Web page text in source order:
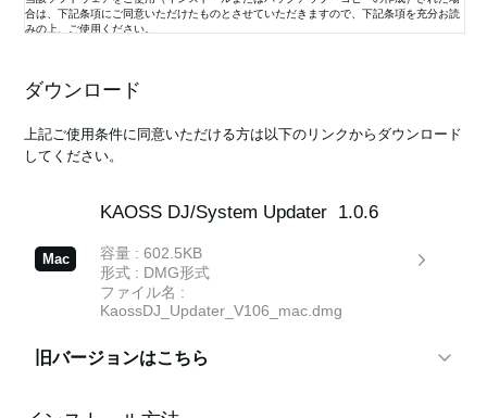
合は、下記条項にご同意いただけたものとさせていただきますので、下記条項を充分お読
みの上、ご使用ください。
1. 使用許諾と著作権
弊社はお客様に対し、本ソフトウェアを構成するプログラム、データ・ファイル、および
諾プログラム」と言います）をお客様ご自身がお一人で一時に一台の、お客様の管理の下
にあるコンピューターまたは関連する弊社の製品の一方かその双方においてのみ、非独占
ト・コードのみを意味します。
これらの許諾プログラムと一緒にお客様に提供された説明書やその他の文書資料の所有権
メディアで提供されたものも、インターネットやその他の方法でダウンロードされたもの
も）および全ての説明書やその他の文書資料の内容の著作権は弊社が保有します。
弊社は、許諾プログラムや本使用条件項目7で規定しているサポート・サービス（以下
「サービス」）の内容を事前にお客様に知らせることなく改正する権利を保有します。
2. 使用制限
許諾プログラムは著作権で保護された情報を含んでいますので、その保護のため、お客様
ダウンロード
上記ご使用条件に同意いただける方は以下のリンクからダウンロード
してください。
Mac
KAOSS DJ/System Updater 1.0.6
容量 : 602.5KB
形式 : DMG形式
ファイル名 :
KaossDJ_Updater_V106_mac.dmg
旧バージョンはこちら
KAOSS DJ/System Updater